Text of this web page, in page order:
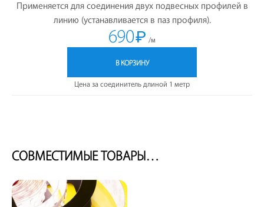
Применяется для соединения двух подвесных профилей в
линию (устанавливается в паз профиля).
690₽ /м
В КОРЗИНУ
Цена за соединитель длиной 1 метр
СОВМЕСТИМЫЕ ТОВАРЫ…